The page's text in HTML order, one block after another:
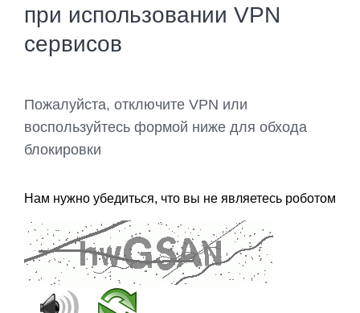
при использовании VPN
сервисов
Пожалуйста, отключите VPN или
воспользуйтесь формой ниже для обхода
блокировки
Нам нужно убедиться, что вы не являетесь роботом